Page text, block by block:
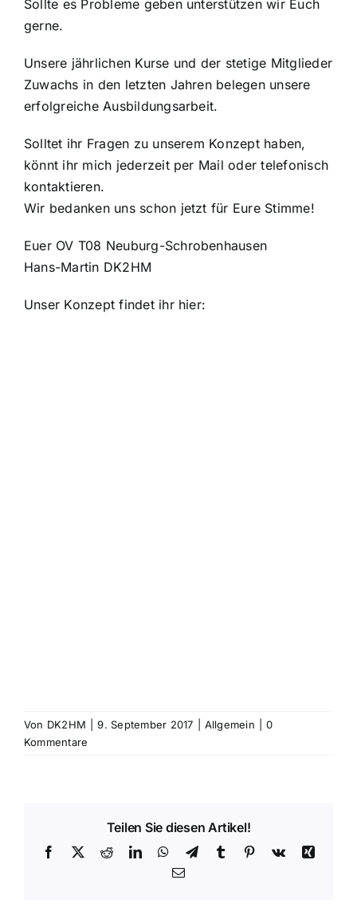
Sollte es Probleme geben unterstützen wir Euch
gerne.
Unsere jährlichen Kurse und der stetige Mitglieder
Zuwachs in den letzten Jahren belegen unsere
erfolgreiche Ausbildungsarbeit.
Solltet ihr Fragen zu unserem Konzept haben,
könnt ihr mich jederzeit per Mail oder telefonisch
kontaktieren.
Wir bedanken uns schon jetzt für Eure Stimme!
Euer OV T08 Neuburg-Schrobenhausen
Hans-Martin DK2HM
Unser Konzept findet ihr hier:
Von DK2HM 9. September 2017 Allgemein
0
Kommentare
Teilen Sie diesen Artikel!
Facebook
X RedditLinkedInWhatsApp
TelegramTumblr Pinterest
Vk
Xing
E-